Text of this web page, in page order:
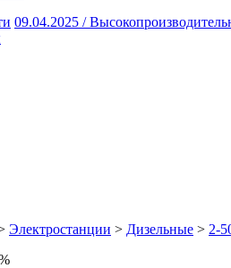
09.04.2025 /
Электростанции > Дизельные > 2-